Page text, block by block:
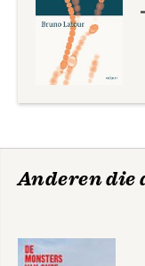
Anderen die